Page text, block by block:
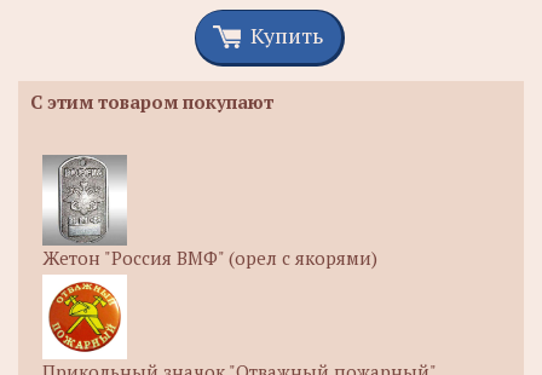
Купить
С этим товаром покупают
Жетон "Россия ВМФ" (орел с якорями)